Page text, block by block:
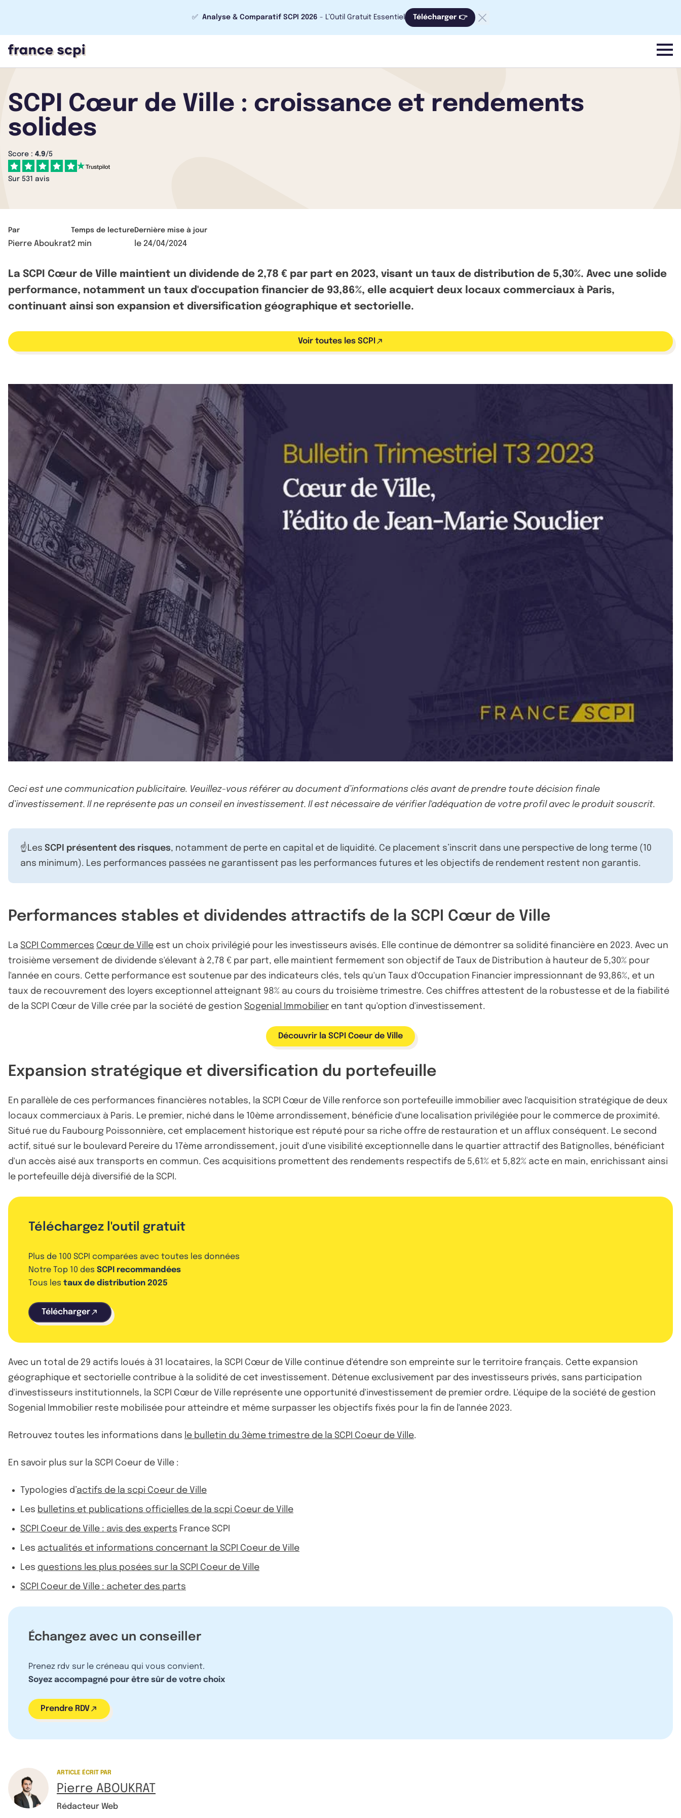
✅ Analyse & Comparatif SCPI 2026 - L’Outil Gratuit Essentiel Télécharger 👉
menu
SCPI Cœur de Ville : croissance et rendements
solides
Score : 4.9/5
Sur 531 avis
Par
Pierre Aboukrat
Temps de lecture
2 min
Dernière mise à jour
le 24/04/2024
La SCPI Cœur de Ville maintient un dividende de 2,78 € par part en 2023, visant un taux de distribution de 5,30%. Avec une solide
performance, notamment un taux d'occupation financier de 93,86%, elle acquiert deux locaux commerciaux à Paris,
continuant ainsi son expansion et diversification géographique et sectorielle.
Voir toutes les SCPI
Ceci est une communication publicitaire. Veuillez-vous référer au document d’informations clés avant de prendre toute décision finale
d’investissement. Il ne représente pas un conseil en investissement. Il est nécessaire de vérifier l'adéquation de votre profil avec le produit souscrit.
☝️Les SCPI présentent des risques, notamment de perte en capital et de liquidité. Ce placement s’inscrit dans une perspective de long terme (10
ans minimum). Les performances passées ne garantissent pas les performances futures et les objectifs de rendement restent non garantis.
Performances stables et dividendes attractifs de la SCPI Cœur de Ville
La SCPI Commerces Cœur de Ville est un choix privilégié pour les investisseurs avisés. Elle continue de démontrer sa solidité financière en 2023. Avec un
troisième versement de dividende s'élevant à 2,78 € par part, elle maintient fermement son objectif de Taux de Distribution à hauteur de 5,30% pour
l'année en cours. Cette performance est soutenue par des indicateurs clés, tels qu'un Taux d'Occupation Financier impressionnant de 93,86%, et un
taux de recouvrement des loyers exceptionnel atteignant 98% au cours du troisième trimestre. Ces chiffres attestent de la robustesse et de la fiabilité
de la SCPI Cœur de Ville crée par la société de gestion Sogenial Immobilier en tant qu'option d'investissement.
Découvrir la SCPI Coeur de Ville
Expansion stratégique et diversification du portefeuille
En parallèle de ces performances financières notables, la SCPI Cœur de Ville renforce son portefeuille immobilier avec l'acquisition stratégique de deux
locaux commerciaux à Paris. Le premier, niché dans le 10ème arrondissement, bénéficie d'une localisation privilégiée pour le commerce de proximité.
Situé rue du Faubourg Poissonnière, cet emplacement historique est réputé pour sa riche offre de restauration et un afflux conséquent. Le second
actif, situé sur le boulevard Pereire du 17ème arrondissement, jouit d'une visibilité exceptionnelle dans le quartier attractif des Batignolles, bénéficiant
d'un accès aisé aux transports en commun. Ces acquisitions promettent des rendements respectifs de 5,61% et 5,82% acte en main, enrichissant ainsi
le portefeuille déjà diversifié de la SCPI.
Téléchargez l'outil gratuit
Plus de 100 SCPI comparées avec toutes les données
Notre Top 10 des SCPI recommandées
Tous les taux de distribution 2025
Télécharger
Avec un total de 29 actifs loués à 31 locataires, la SCPI Cœur de Ville continue d'étendre son empreinte sur le territoire français. Cette expansion
géographique et sectorielle contribue à la solidité de cet investissement. Détenue exclusivement par des investisseurs privés, sans participation
d'investisseurs institutionnels, la SCPI Cœur de Ville représente une opportunité d'investissement de premier ordre. L'équipe de la société de gestion
Sogenial Immobilier reste mobilisée pour atteindre et même surpasser les objectifs fixés pour la fin de l'année 2023.
Retrouvez toutes les informations dans le bulletin du 3ème trimestre de la SCPI Coeur de Ville.
En savoir plus sur la SCPI Coeur de Ville :
Typologies d’actifs de la scpi Coeur de Ville
Les bulletins et publications officielles de la scpi Coeur de Ville
SCPI Coeur de Ville : avis des experts France SCPI
Les actualités et informations concernant la SCPI Coeur de Ville
Les questions les plus posées sur la SCPI Coeur de Ville
SCPI Coeur de Ville : acheter des parts
Échangez avec un conseiller
Prenez rdv sur le créneau qui vous convient.
Soyez accompagné pour être sûr de votre choix
Prendre RDV
ARTICLE ÉCRIT PAR
Pierre ABOUKRAT
Rédacteur Web